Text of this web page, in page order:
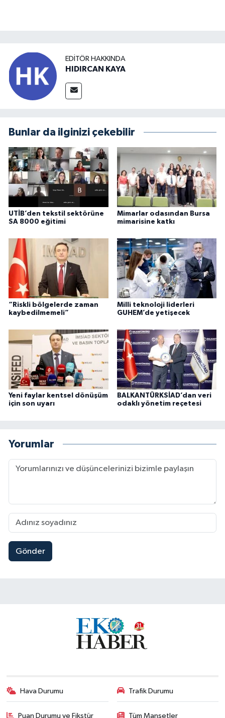
EDITÖR HAKKINDA
HIDIRCAN KAYA
Bunlar da ilginizi çekebilir
UTİB’den tekstil sektörüne
SA 8000 eğitimi
Mimarlar odasından Bursa
mimarisine katkı
“Riskli bölgelerde zaman
kaybedilmemeli”
Milli teknoloji liderleri
GUHEM’de yetişecek
Yeni faylar kentsel dönüşüm
için son uyarı
BALKANTÜRKSİAD’dan veri
odaklı yönetim reçetesi
Yorumlar
Gönder
Hava Durumu Trafik Durumu
Puan Durumu ve Fikstür Tüm Manşetler